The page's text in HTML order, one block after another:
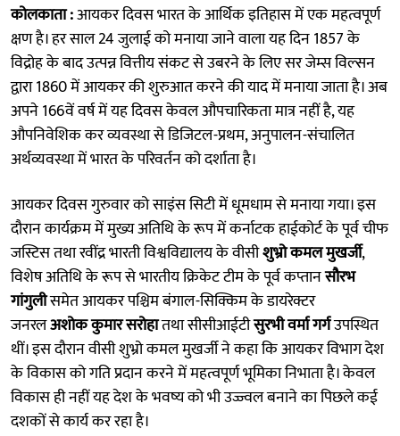
कोलकाता :आयकर दिवस भारत के आर्थिक इतिहास में एक महत्वपूर्ण
क्षण है। हर साल 24 जुलाई को मनाया जाने वाला यह दिन 1857 के
विद्रोह के बाद उत्पन्न वित्तीय संकट से उबरने के लिए सर जेम्स विल्सन
द्वारा 1860 में आयकर की शुरुआत करने की याद में मनाया जाता है। अब
अपने 166वें वर्ष में यह दिवस केवल औपचारिकता मात्र नहीं है, यह
औपनिवेशिक कर व्यवस्था से डिजिटल-प्रथम, अनुपालन-संचालित
अर्थव्यवस्था में भारत के परिवर्तन को दर्शाता है।
आयकर दिवस गुरुवार को साइंस सिटी में धूमधाम से मनाया गया। इस
दौरान कार्यक्रम में मुख्य अतिथि के रूप में कर्नाटक हाईकोर्ट के पूर्व चीफ
जस्टिस तथा रवींद्र भारती विश्वविद्यालय के वीसीशुभ्रो कमल मुखर्जी,
विशेष अतिथि के रूप से भारतीय क्रिकेट टीम के पूर्व कप्तानसौरभ
गांगुलीसमेत आयकर पश्चिम बंगाल-सिक्किम के डायरेक्टर
जनरलअशोक कुमार सरोहातथा सीसीआईटीसुरभी वर्मा गर्गउपस्थित
थीं। इस दौरान वीसी शुभ्रो कमल मुखर्जी ने कहा कि आयकर विभाग देश
के विकास को गति प्रदान करने में महत्वपूर्ण भूमिका निभाता है। केवल
विकास ही नहीं यह देश के भवष्य को भी उज्ज्वल बनाने का पिछले कई
दशकों से कार्य कर रहा है।